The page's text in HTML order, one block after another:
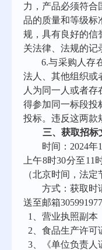
力，产品必须符合
品的质量和等级标
规，具有良好的信
关法律、法规的记
6.与采购人存
法人、其他组织或
人为同一人或者
得参加同一标段投
投标。违反这两款
三、获取招标
时间： 2024年
上午8时30分至11
（北京时间，法定
方式：获取时
送至邮箱
1
营业执照副本
2
食品生产许可
3
《单位负责